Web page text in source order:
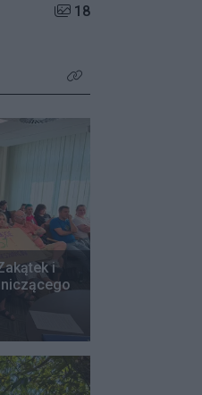
Liczba zdjęć w galerii:
18
Kliknij aby zobaczyć
i